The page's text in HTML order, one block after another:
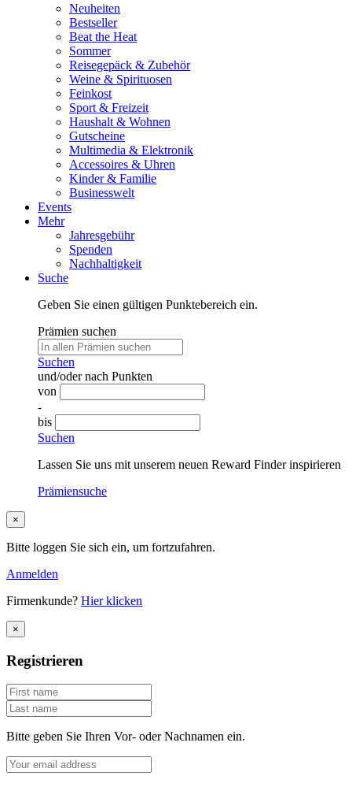
Neuheiten
Bestseller
Beat the Heat
Sommer
Reisegepäck & Zubehör
Weine & Spirituosen
Feinkost
Sport & Freizeit
Haushalt & Wohnen
Gutscheine
Multimedia & Elektronik
Accessoires & Uhren
Kinder & Familie
Businesswelt
Events
Mehr
Jahresgebühr
Spenden
Nachhaltigkeit
Suche
Geben Sie einen gültigen Punktebereich ein.
Prämien suchen
Suchen
und/oder nach Punkten
von
-
bis
Suchen
Lassen Sie uns mit unserem neuen Reward Finder inspirieren
Prämiensuche
×
Bitte loggen Sie sich ein, um fortzufahren.
Anmelden
Firmenkunde? Hier klicken
×
Registrieren
Bitte geben Sie Ihren Vor- oder Nachnamen ein.